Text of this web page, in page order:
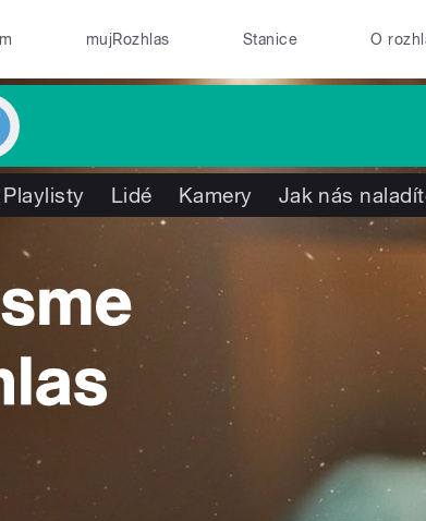
mujRozhlas Stanice O
Playlisty Lidé Kamery Jak nás